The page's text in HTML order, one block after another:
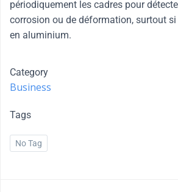
périodiquement les cadres pour
corrosion ou de déformation, surtout
en aluminium.
Category
Business
Tags
No Tag